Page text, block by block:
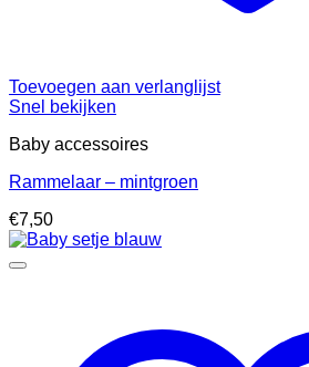
Toevoegen aan verlanglijst
Snel bekijken
Baby accessoires
Rammelaar – mintgroen
€7,50